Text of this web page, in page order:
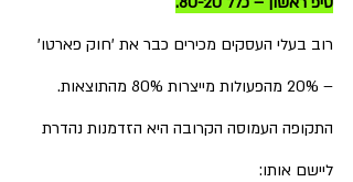
רוב בעלי העסקים מכירים כבר את 'חוק פארטו'
– 20% מהפעולות מייצרות 80% מהתוצאות.
התקופה העמוסה הקרובה היא הזדמנות נהדרת
ליישם אותו: